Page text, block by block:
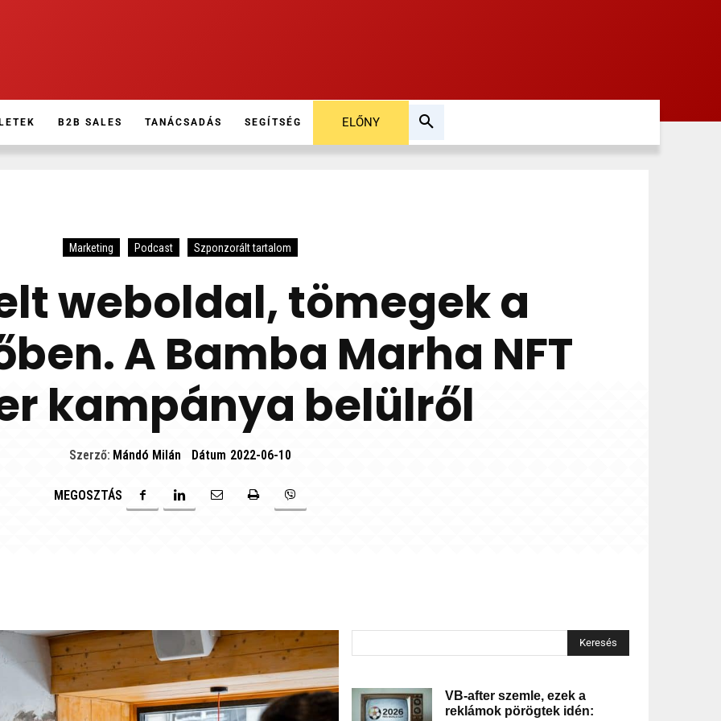
B2B SALES TANÁCSADÁS SEGÍTSÉG ELŐNY
Marketing Podcast Szponzorált tartalom
weboldal, tömegek a
A Bamba Marha NFT
kampánya belülről
Szerző: Mándó Milán Dátum 2022-06-10
MEGOSZTÁS
Keresés
VB-after szemle, ezek a
reklámok pörögtek idén: